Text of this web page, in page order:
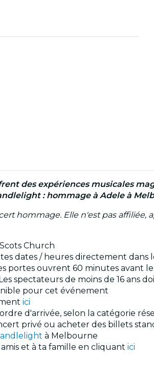
des expériences musicales
: hommage à Adele à
hommage. Elle n'est pas affiliée,
Church
dates / heures directement
portes ouvrent 60 minutes avant
spectateurs de moins de 16 ans
pour cet événement
ici
d'arrivée, selon la catégorie
privé ou acheter des billets
à Melbourne
et à ta famille en cliquant ici